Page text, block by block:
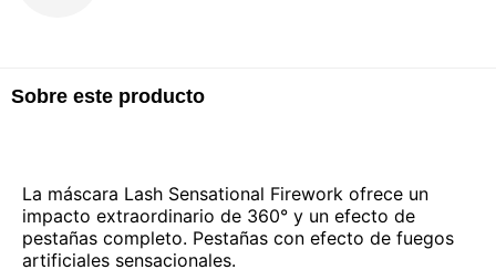
Sobre este producto
La máscara Lash Sensational Firework ofrece un
impacto extraordinario de 360° y un efecto de
pestañas completo. Pestañas con efecto de fuegos
artificiales sensacionales.